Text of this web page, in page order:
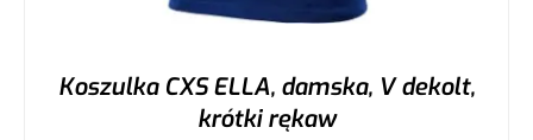
Koszulka CXS ELLA, damska, V dekolt,
krótki rękaw